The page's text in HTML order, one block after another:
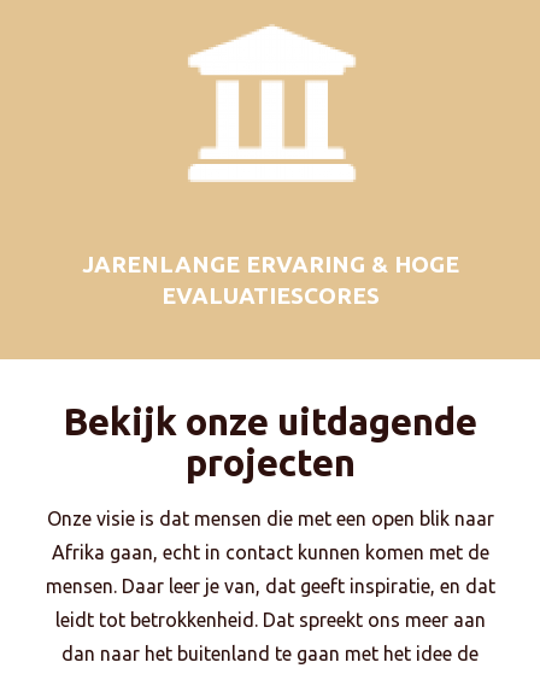
JARENLANGE ERVARING & HOGE
EVALUATIESCORES
Bekijk onze uitdagende
projecten
Onze visie is dat mensen die met een open blik naar
Afrika gaan, echt in contact kunnen komen met de
mensen. Daar leer je van, dat geeft inspiratie, en dat
leidt tot betrokkenheid. Dat spreekt ons meer aan
dan naar het buitenland te gaan met het idee de